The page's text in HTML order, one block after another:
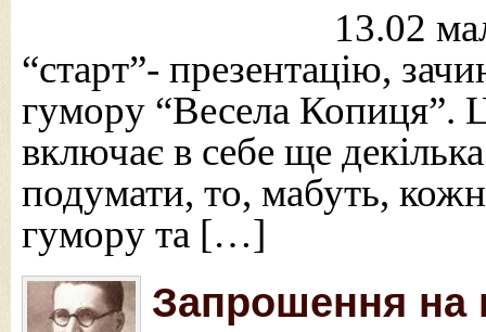
13.02 мали
“старт”- презентацію,
гумору “Весела Копиця”.
включає в себе ще
подумати, то, мабуть,
гумору та […]
Запрошення на